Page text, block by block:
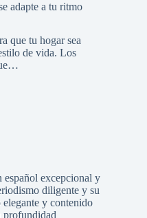
adapte a tu ritmo
que tu hogar sea
de vida. Los
español excepcional y
diligente y su
elegante y contenido
profundidad